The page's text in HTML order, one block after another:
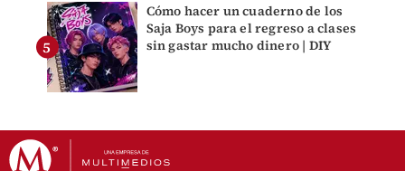
Cómo hacer un cuaderno de los
Saja Boys para el regreso a clases
sin gastar mucho dinero | DIY